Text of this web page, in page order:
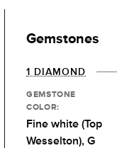
Gemstones
1 DIAMOND
GEMSTONE
COLOR:
Fine white (Top
Wesselton), G